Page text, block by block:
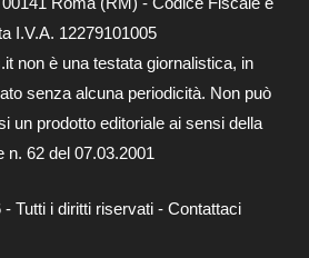
I.V.A. 12279101005
non è una testata giornalistica, in
senza alcuna periodicità. Non può
un prodotto editoriale ai sensi della
n. 62 del 07.03.2001
Tutti i diritti riservati - Contattaci